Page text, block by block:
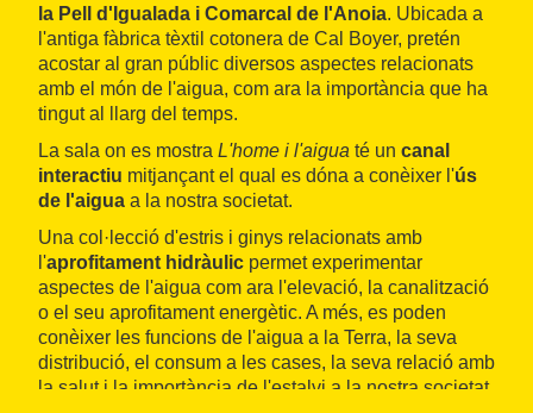
la Pell d'Igualada i Comarcal de l'Anoia. Ubicada a
l'antiga fàbrica tèxtil cotonera de Cal Boyer, pretén
acostar al gran públic diversos aspectes relacionats
amb el món de l'aigua, com ara la importància que ha
tingut al llarg del temps.
La sala on es mostra L'home i l'aigua té un canal
interactiu mitjançant el qual es dóna a conèixer l'ús
de l'aigua a la nostra societat.
Una col·lecció d'estris i ginys relacionats amb
l'aprofitament hidràulic permet experimentar
aspectes de l'aigua com ara l'elevació, la canalització
o el seu aprofitament energètic. A més, es poden
conèixer les funcions de l'aigua a la Terra, la seva
distribució, el consum a les cases, la seva relació amb
la salut i la importància de l'estalvi a la nostra societat.